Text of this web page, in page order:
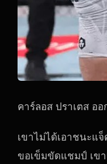
คาร์ลอส ปราเตส อ
เขาไม่ได้เอาชนะแ
ขอเข็มขัดแชมป์ เข